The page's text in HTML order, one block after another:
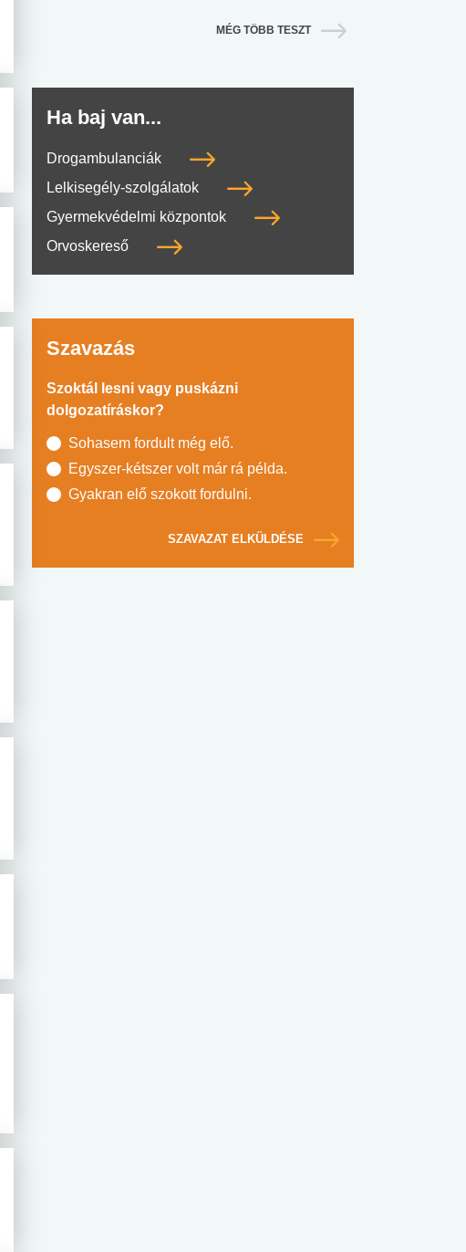
MÉG TÖBB TESZT
Ha baj van...
Drogambulanciák
Lelkisegély-szolgálatok
Gyermekvédelmi központok
Orvoskereső
Szavazás
Szoktál lesni vagy puskázni
dolgozatíráskor?
Sohasem fordult még elő.
Egyszer-kétszer volt már rá példa.
Gyakran elő szokott fordulni.
SZAVAZAT ELKÜLDÉSE